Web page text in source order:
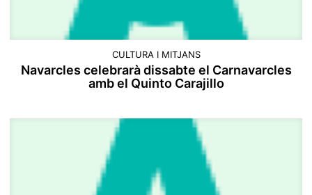
CULTURA I MITJANS
Navarcles celebrarà dissabte el Carnavarcles
amb el Quinto Carajillo